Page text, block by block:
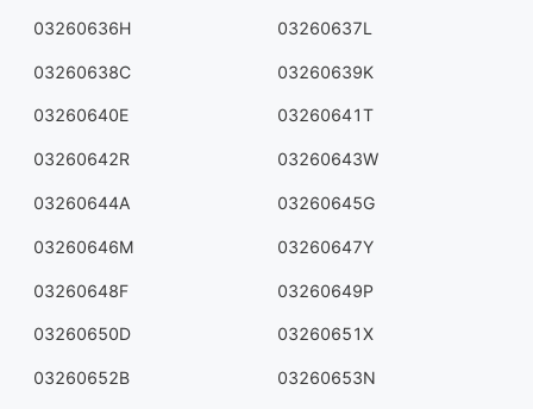
03260636H 03260637L
03260638C 03260639K
03260640E 03260641T
03260642R 03260643W
03260644A 03260645G
03260646M 03260647Y
03260648F 03260649P
03260650D 03260651X
03260652B 03260653N